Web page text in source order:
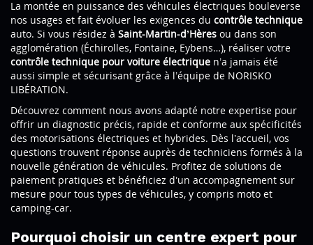
La montée en puissance des véhicules électriques bouleverse
nos usages et fait évoluer les exigences du contrôle technique
auto. Si vous résidez à Saint-Martin-d’Hères ou dans son
agglomération (Échirolles, Fontaine, Eybens…), réaliser votre
contrôle technique pour voiture électrique n’a jamais été
aussi simple et sécurisant grâce à l’équipe de NORISKO
LIBÉRATION.
Découvrez comment nous avons adapté notre expertise pour
offrir un diagnostic précis, rapide et conforme aux spécificités
des motorisations électriques et hybrides. Dès l’accueil, vos
questions trouvent réponse auprès de techniciens formés à la
nouvelle génération de véhicules. Profitez de solutions de
paiement pratiques et bénéficiez d’un accompagnement sur
mesure pour tous types de véhicules, y compris moto et
camping-car.
Pourquoi choisir un centre expert pour